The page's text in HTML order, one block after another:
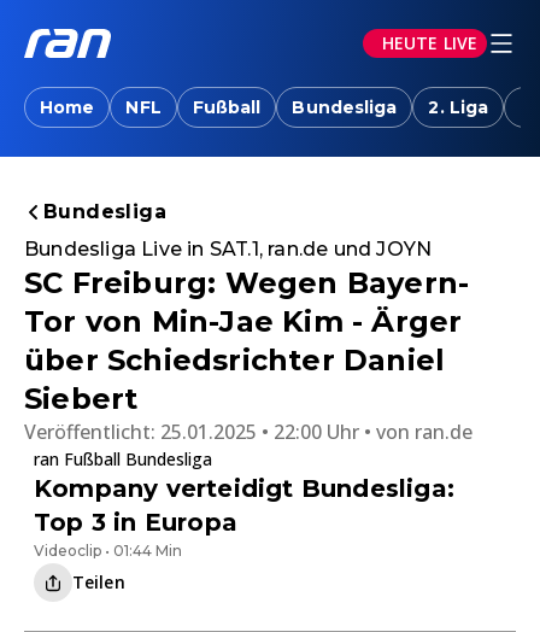
HEUTE LIVE
Home NFL Fußball Bundesliga 2. Liga
Bundesliga
Bundesliga Live in SAT.1, ran.de und JOYN
SC Freiburg: Wegen Bayern-
Tor von Min-Jae Kim - Ärger
über Schiedsrichter Daniel
Siebert
Veröffentlicht: 25.01.2025 • 22:00 Uhr von ran.de
ran Fußball Bundesliga
Kompany verteidigt Bundesliga:
Top 3 in Europa
Videoclip • 01:44 Min
Teilen